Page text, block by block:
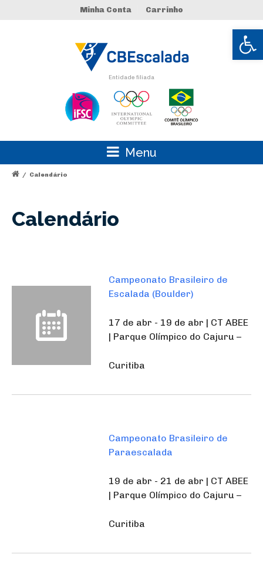
Abrir
Minha Conta Carrinho
Entidade filiada
Menu
/ Calendário
Calendário
Campeonato Brasileiro de
Escalada (Boulder)
17 de abr - 19 de abr | CT ABEE
| Parque Olímpico do Cajuru –
Curitiba
Campeonato Brasileiro de
Paraescalada
19 de abr - 21 de abr | CT ABEE
| Parque Olímpico do Cajuru –
Curitiba